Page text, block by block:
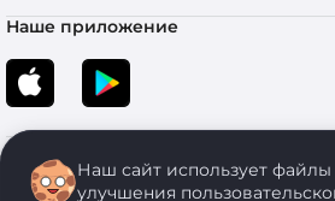
Наше приложение
Наш сайт использует файлы
улучшения